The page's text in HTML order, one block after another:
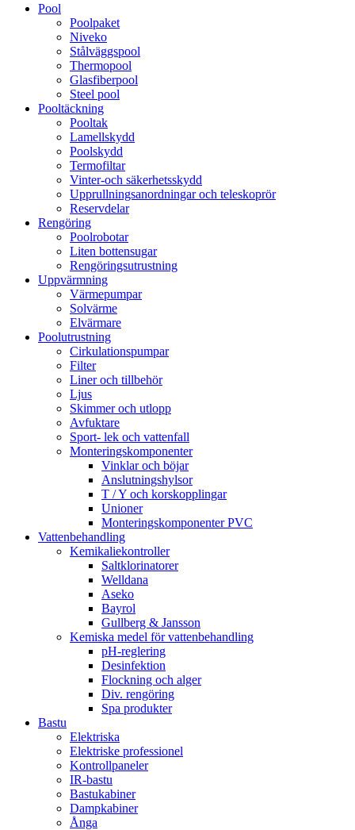
Pool
Poolpaket
Niveko
Stålväggspool
Thermopool
Glasfiberpool
Steel pool
Pooltäckning
Pooltak
Lamellskydd
Poolskydd
Termofiltar
Vinter-och säkerhetsskydd
Upprullningsanordningar och teleskoprör
Reservdelar
Rengöring
Poolrobotar
Liten bottensugar
Rengöringsutrustning
Uppvärmning
Värmepumpar
Solvärme
Elvärmare
Poolutrustning
Cirkulationspumpar
Filter
Liner och tillbehör
Ljus
Skimmer och utlopp
Avfuktare
Sport- lek och vattenfall
Monteringskomponenter
Vinklar och böjar
Anslutningshylsor
T / Y och korskopplingar
Unioner
Monteringskomponenter PVC
Vattenbehandling
Kemikaliekontroller
Saltklorinatorer
Welldana
Aseko
Bayrol
Gullberg & Jansson
Kemiska medel för vattenbehandling
pH-reglering
Desinfektion
Flockning och alger
Div. rengöring
Spa produkter
Bastu
Elektriska
Elektriske professionel
Kontrollpaneler
IR-bastu
Bastukabiner
Dampkabiner
Ånga